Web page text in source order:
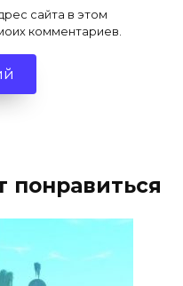
сайта в этом
комментариев.
понравиться